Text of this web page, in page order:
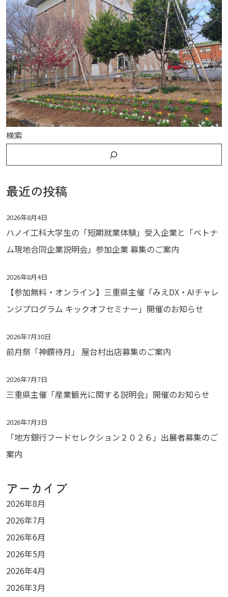
検索
最近の投稿
ハノイ工科大学生の「短期就業体験」受入企業と「ベトナ
ム現地合同企業説明会」参加企業 募集のご案内
2026年8月4日
【参加無料・オンライン】三重県主催「みえDX・AIチャレ
ンジプログラム キックオフセミナー」開催のお知らせ
2026年8月4日
前月祭「神饌待月」 屋台村出店募集のご案内
2026年7月30日
三重県主催「産業観光に関する説明会」開催のお知らせ
2026年7月7日
「地方銀行フードセレクション２０２６」出展者募集のご
案内
2026年7月3日
アーカイブ
2026年8月
2026年7月
2026年6月
2026年5月
2026年4月
2026年3月